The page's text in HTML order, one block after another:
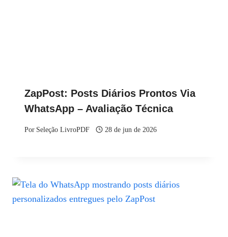
ZapPost: Posts Diários Prontos Via
WhatsApp – Avaliação Técnica
Por Seleção LivroPDF 28 de jun de 2026